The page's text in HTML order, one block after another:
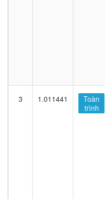
3 1.011441
Toàn
trình